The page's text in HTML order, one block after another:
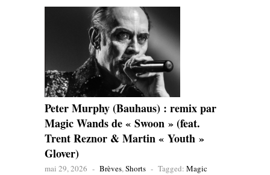
Peter Murphy (Bauhaus) : remix par
Magic Wands de « Swoon » (feat.
Trent Reznor & Martin « Youth »
Glover)
mai 29, 2026 - Brèves,Shorts - Tagged: Magic